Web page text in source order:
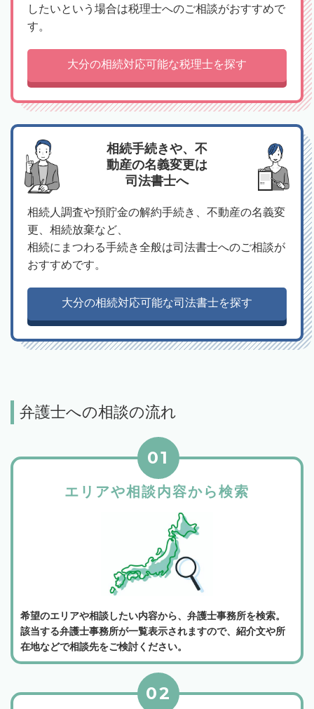
したいという場合は税理士へのご相談がおすすめで
す。
大分の相続対応可能な税理士を探す
相続手続きや、不
動産の名義変更は
司法書士へ
相続人調査や預貯金の解約手続き、不動産の名義変
更、相続放棄など、
相続にまつわる手続き全般は司法書士へのご相談が
おすすめです。
大分の相続対応可能な司法書士を探す
弁護士への相談の流れ
エリアや相談内容から検索
01
希望のエリアや相談したい内容から、弁護士事務所を検索。
該当する弁護士事務所が一覧表示されますので、紹介文や所
在地などで相談先をご検討ください。
02